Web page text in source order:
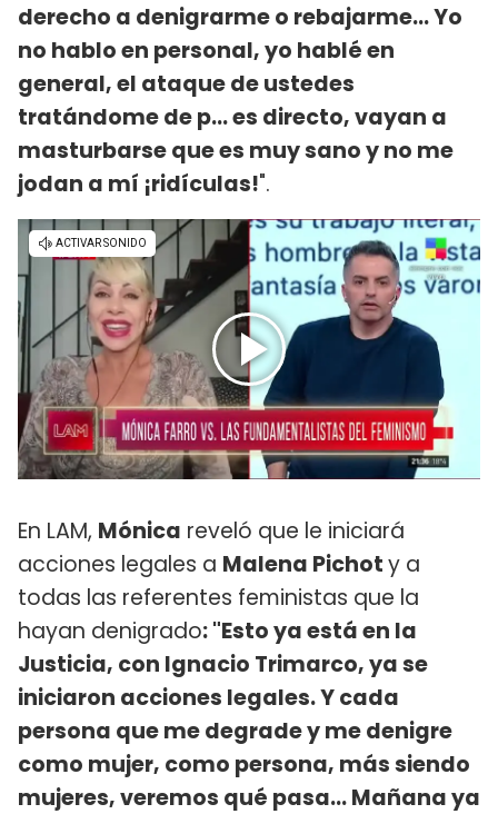
derecho a denigrarme o rebajarme... Yo
no hablo en personal, yo hablé en
general, el ataque de ustedes
tratándome de p... es directo, vayan a
masturbarse que es muy sano y no me
jodan a mí ¡ridículas!".
En LAM, Mónica reveló que le iniciará
acciones legales a Malena Pichoty a
todas las referentes feministas que la
hayan denigrado: "Esto ya está en la
Justicia, con Ignacio Trimarco, ya se
iniciaron acciones legales. Y cada
persona que me degrade y me denigre
como mujer, como persona, más siendo
mujeres, veremos qué pasa... Mañana ya